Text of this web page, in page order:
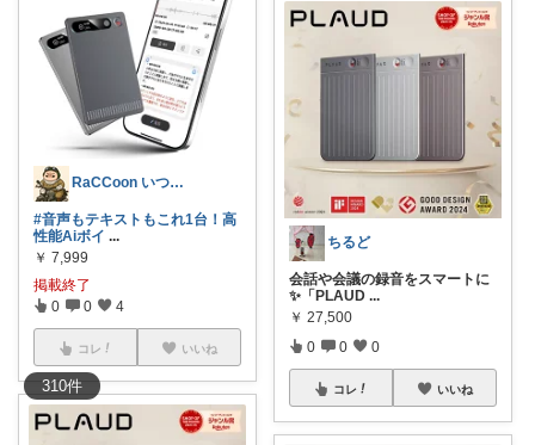
310件
RaCCoon いつも感謝、感謝🙇
#音声もテキストもこれ1台！高
性能Aiボイ ...
￥ 7,999
掲載終了
0 0 4
コレ いいね
ちるど
会話や会議の録音をスマートに
✨「PLAUD ...
￥ 27,500
0 0 0
コレ いいね